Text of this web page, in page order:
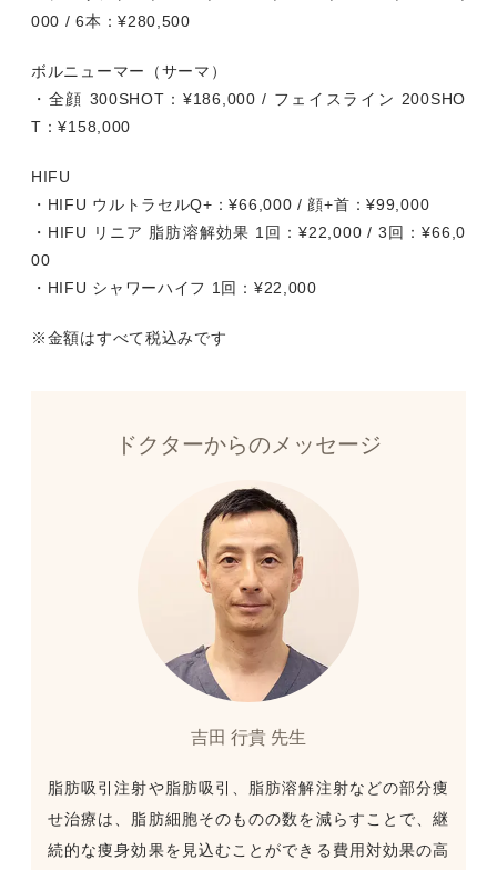
000 / 6本：¥280,500
ボルニューマー（サーマ）
・全顔 300SHOT：¥186,000 / フェイスライン 200SHO
T：¥158,000
HIFU
・HIFU ウルトラセルQ+：¥66,000 / 顔+首：¥99,000
・HIFU リニア 脂肪溶解効果 1回：¥22,000 / 3回：¥66,0
00
・HIFU シャワーハイフ 1回：¥22,000
※金額はすべて税込みです
ドクターからのメッセージ
吉田 行貴 先生
脂肪吸引注射や脂肪吸引、脂肪溶解注射などの部分痩
せ治療は、脂肪細胞そのものの数を減らすことで、継
続的な痩身効果を見込むことができる費用対効果の高